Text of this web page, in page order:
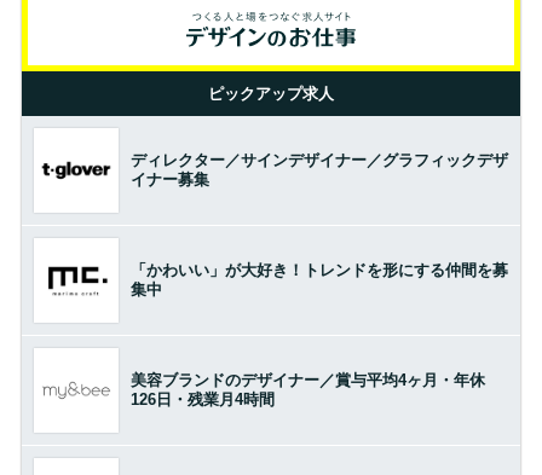
ピックアップ求人
ディレクター／サインデザイナー／グラフィックデザ
イナー募集
「かわいい」が大好き！トレンドを形にする仲間を募
集中
美容ブランドのデザイナー／賞与平均4ヶ月・年休
126日・残業月4時間